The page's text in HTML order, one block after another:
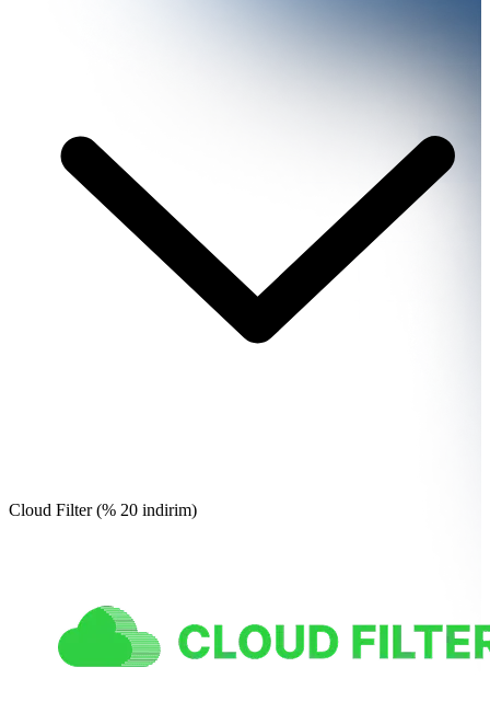
Cloud Filter (% 20 indirim)